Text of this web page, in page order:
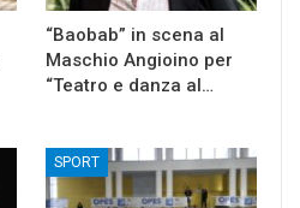
“Baobab” in scena al
Maschio Angioino per
“Teatro e danza al…
SPORT